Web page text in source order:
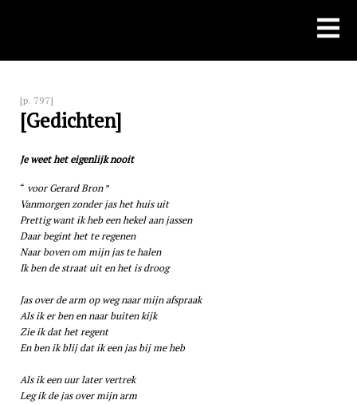
[p. 797]
[Gedichten]
Je weet het eigenlijk nooit
voor Gerard Bron
Vanmorgen zonder jas het huis uit
Prettig want ik heb een hekel aan jassen
Daar begint het te regenen
Naar boven om mijn jas te halen
Ik ben de straat uit en het is droog
Jas over de arm op weg naar mijn afspraak
Als ik er ben en naar buiten kijk
Zie ik dat het regent
En ben ik blij dat ik een jas bij me heb
Als ik een uur later vertrek
Leg ik de jas over mijn arm